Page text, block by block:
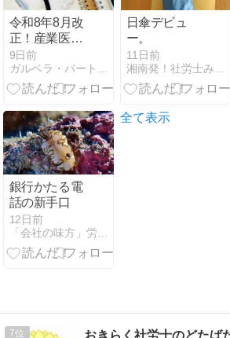
令和8年8月改
正！産業医の
辞任の場合に
も報告が必要
に
9日前
日傘デビュ
ー。
11日前
銀行かたる電
話の新手口
12日前
全て表示
7